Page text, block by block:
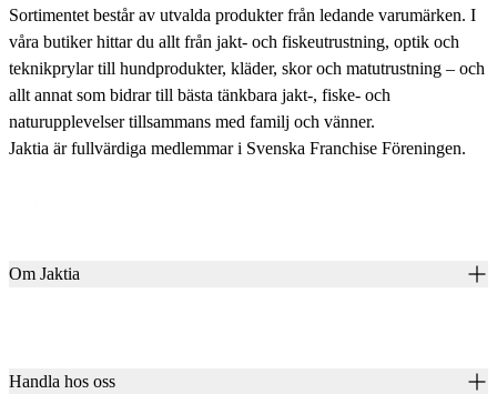
Sortimentet består av utvalda produkter från ledande varumärken. I
våra butiker hittar du allt från jakt- och fiskeutrustning, optik och
teknikprylar till hundprodukter, kläder, skor och matutrustning – och
allt annat som bidrar till bästa tänkbara jakt-, fiske- och
naturupplevelser tillsammans med familj och vänner.
Jaktia är fullvärdiga medlemmar i Svenska Franchise Föreningen.
Om Jaktia
Karriär
Handla hos oss